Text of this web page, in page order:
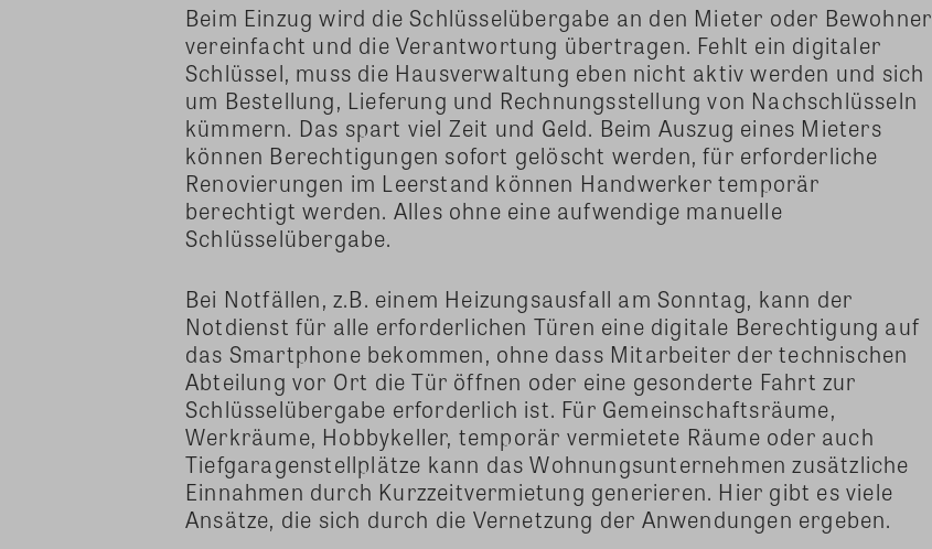
Beim Einzug wird die Schlüsselübergabe an den Mieter oder Bewohner
vereinfacht und die Verantwortung übertragen. Fehlt ein digitaler
Schlüssel, muss die Hausverwaltung eben nicht aktiv werden und sich
um Bestellung, Lieferung und Rechnungsstellung von Nachschlüsseln
kümmern. Das spart viel Zeit und Geld. Beim Auszug eines Mieters
können Berechtigungen sofort gelöscht werden, für erforderliche
Renovierungen im Leerstand können Handwerker temporär
berechtigt werden. Alles ohne eine aufwendige manuelle
Schlüsselübergabe.
Bei Notfällen, z.B. einem Heizungsausfall am Sonntag, kann der
Notdienst für alle erforderlichen Türen eine digitale Berechtigung auf
das Smartphone bekommen, ohne dass Mitarbeiter der technischen
Abteilung vor Ort die Tür öffnen oder eine gesonderte Fahrt zur
Schlüsselübergabe erforderlich ist. Für Gemeinschaftsräume,
Werkräume, Hobbykeller, temporär vermietete Räume oder auch
Tiefgaragenstellplätze kann das Wohnungsunternehmen zusätzliche
Einnahmen durch Kurzzeitvermietung generieren. Hier gibt es viele
Ansätze, die sich durch die Vernetzung der Anwendungen ergeben.